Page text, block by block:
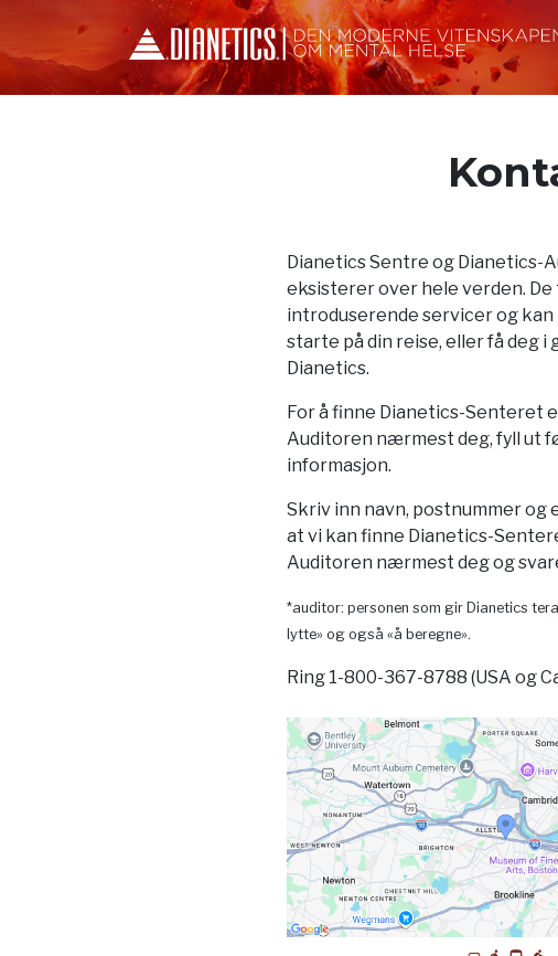
Dianetics Sentre og Dianetics-
eksisterer over hele verden. De
introduserende servicer og kan
starte på din reise, eller få deg i
Dianetics.
For å finne Dianetics-Senteret
Auditoren nærmest deg, fyll ut
informasjon.
Skriv inn navn, postnummer og
at vi kan finne Dianetics-
Auditoren nærmest deg og
*auditor: personen som gir Dianetics
lytte» og også «å beregne».
Ring 1-800-367-8788 (USA og